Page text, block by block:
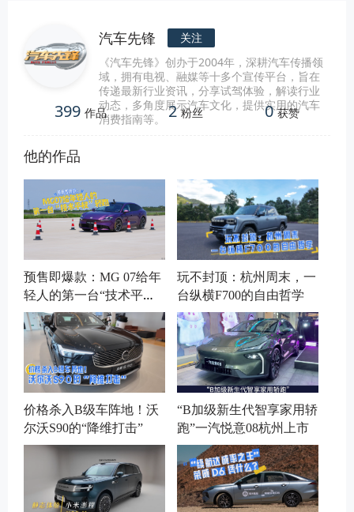
汽车先锋
关注
《汽车先锋》创办于2004年，深耕汽车传播领
域，拥有电视、融媒等十多个宣传平台，旨在
传递最新行业资讯，分享试驾体验，解读行业
动态，多角度展示汽车文化，提供实用的汽车
消费指南等。
399 作品 2 粉丝 0 获赞
他的作品
预售即爆款：MG 07给年
轻人的第一台“技术平
权”轿跑
玩不封顶：杭州周末，一
台纵横F700的自由哲学
价格杀入B级车阵地！沃
尔沃S90的“降维打击”
“B加级新生代智享家用轿
跑”一汽悦意08杭州上市